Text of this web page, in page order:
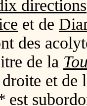
directions
et de
des
de la
et de
est